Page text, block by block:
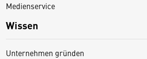
Medienservice
Wissen
Unternehmen gründen